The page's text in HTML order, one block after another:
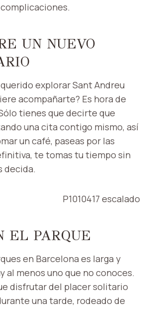
UN NUEVO
explorar Sant Andreu
acompañarte? Es hora de
tienes que decirte que
una cita contigo mismo, así
un café, paseas por las
te tomas tu tiempo sin
decida.
EL PARQUE
en Barcelona es larga y
al menos uno que no conoces.
disfrutar del placer solitario
una tarde, rodeado de